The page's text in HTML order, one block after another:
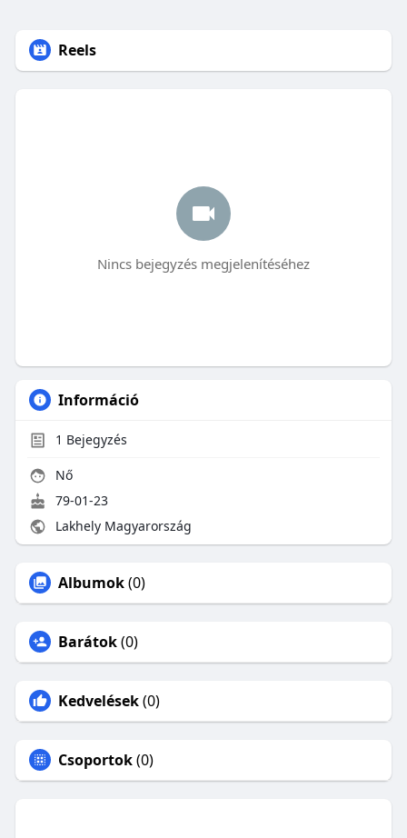
Reels
Nincs bejegyzés megjelenítéséhez
Információ
1 Bejegyzés
Nő
79-01-23
Lakhely Magyarország
Albumok(0)
Barátok(0)
Kedvelések(0)
Csoportok(0)